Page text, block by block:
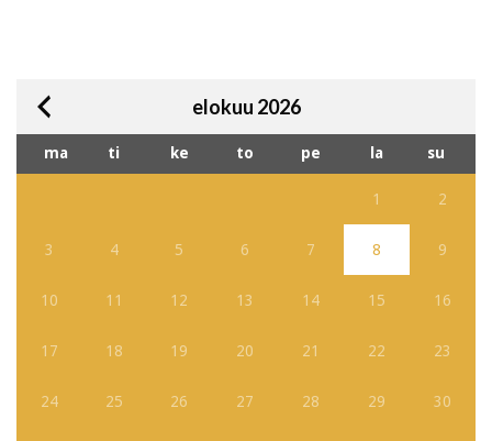
elokuu 2026
ma ti ke to pe la su
1 2
3 4 5 6 7 8 9
10 11 12 13 14 15 16
17 18 19 20 21 22 23
24 25 26 27 28 29 30